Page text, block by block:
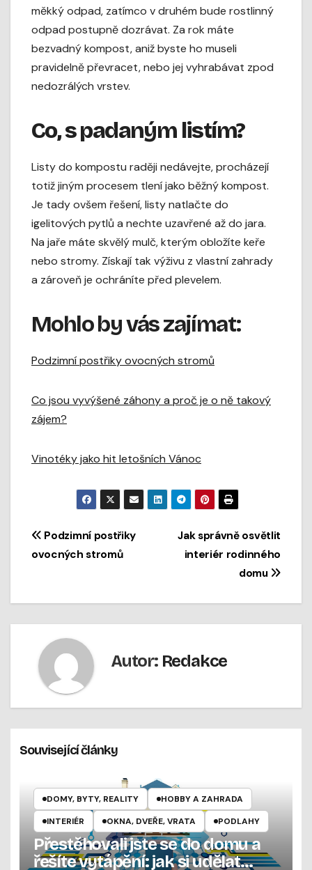
měkký odpad, zatímco v druhém bude rostlinný
odpad postupně dozrávat. Za rok máte
bezvadný kompost, aniž byste ho museli
pravidelně převracet, nebo jej vyhrabávat zpod
nedozrálých vrstev.
Co, s padaným listím?
Listy do kompostu raději nedávejte, procházejí
totiž jiným procesem tlení jako běžný kompost.
Je tady ovšem řešení, listy natlačte do
igelitových pytlů a nechte uzavřené až do jara.
Na jaře máte skvělý mulč, kterým obložíte keře
nebo stromy. Získají tak výživu z vlastní zahrady
a zároveň je ochráníte před plevelem.
Mohlo by vás zajímat:
Podzimní postřiky ovocných stromů
Co jsou vyvýšené záhony a proč je o ně takový
zájem?
Vinotéky jako hit letošních Vánoc
Navigace
příspěvek
Jak správně osvětlit
interiér rodinného
domu
Podzimní postřiky
ovocných stromů
Autor: Redakce
Související články
DOMY, BYTY, REALITY
HOBBY A ZAHRADA
INTERIÉR
OKNA, DVEŘE, VRATA PODLAHY
Přestěhovali jste se do domu a
řešíte vytápění: jak si udělat